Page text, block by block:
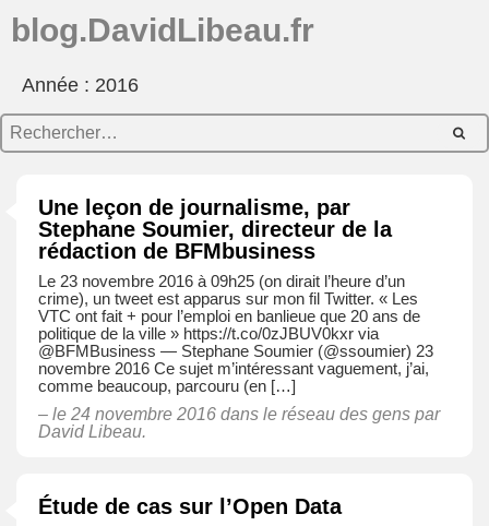
blog.DavidLibeau.fr
Année : 2016
Une leçon de journalisme, par
Stephane Soumier, directeur de la
rédaction de BFMbusiness
Le 23 novembre 2016 à 09h25 (on dirait l’heure d’un
crime), un tweet est apparus sur mon fil Twitter. « Les
VTC ont fait + pour l’emploi en banlieue que 20 ans de
politique de la ville » https://t.co/0zJBUV0kxr via
@BFMBusiness — Stephane Soumier (@ssoumier) 23
novembre 2016 Ce sujet m’intéressant vaguement, j’ai,
comme beaucoup, parcouru (en […]
– le 24 novembre 2016 dans le réseau des gens par
David Libeau.
Étude de cas sur l’Open Data